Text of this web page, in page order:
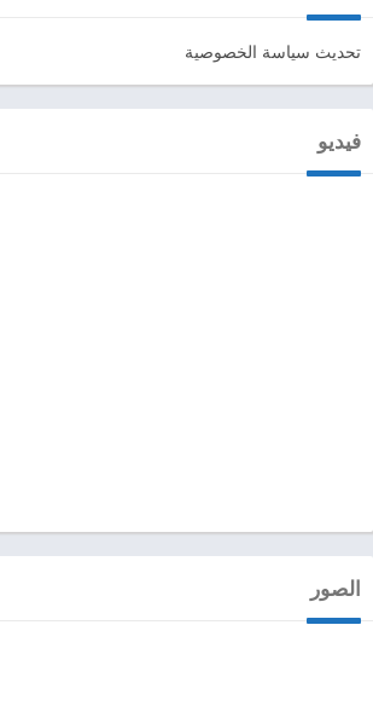
تحديث سياسة الخصوصية
فيديو
الصور